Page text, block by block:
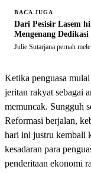
BACA JUGA
Dari Pesisir Lasem
Mengenang
Julie Sutarjana pernah
Ketika penguasa
jeritan rakyat sebagai
memuncak. Sungguh
Reformasi berjalan,
hari ini justru kembali
kesadaran para
penderitaan ekonomi